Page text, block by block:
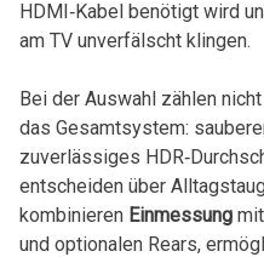
HDMI‑Kabel benötigt wird‌
am TV unverfälscht klingen.
Bei der Auswahl zählen
⁣das Gesamtsystem:
zuverlässiges
entscheiden ⁣über
kombinieren⁣ Einmessungmit
und optionalen Rears,